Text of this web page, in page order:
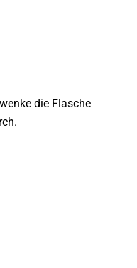
die Flasche